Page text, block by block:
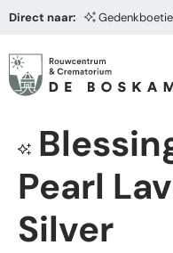
Direct naar:
Pearl
Silver